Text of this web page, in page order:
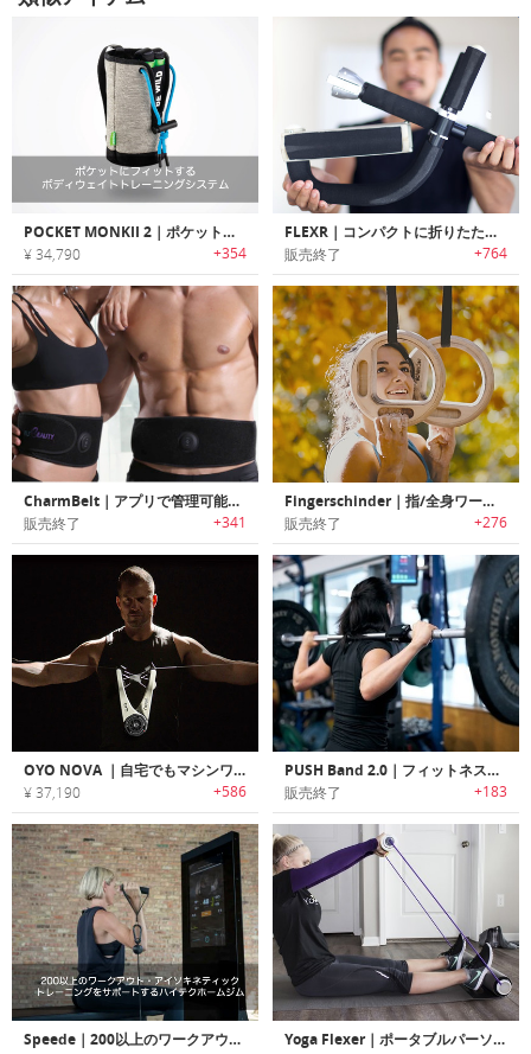
POCKET MONKII 2｜ポケットにフィットするボディウェイトトレーニングシステム「ポケットモンキー2」
¥ 34,790 +354
FLEXR｜コンパクトに折りたたみ可能な懸垂エクササイズバー「フレクサー」
販売終了 +764
CharmBelt｜アプリで管理可能な腹筋用EMSベルト「チャームベルト」
販売終了 +341
Fingerschinder｜指/全身ワークアウト可能なモバイルトレーニングデバイス「フィンガーシンダー」
販売終了 +276
OYO NOVA ｜自宅でもマシンワークアウトができるポータブルワークアウトデバイス「オーヨーノバ」
¥ 37,190 +586
PUSH Band 2.0｜フィットネスの強度を測定し、数値化するウェアラブルバンド「プッシュバンド2.0」
販売終了 +183
Speede｜200以上のワークアウト・アイソキネティックトレーニングをサポートするハイテクホームジム「スピード」 Yoga Flexer｜ポータブルパーソナルジムとしても利用可能なヨガマット「ヨガフレクサー」